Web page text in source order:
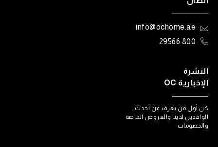
info@ochome.ae
800 29566
النشرة
الإخبارية OC
كن أول من يعرف عن أحدث
الوافدين لدينا والعروض الخاصة
والخصومات